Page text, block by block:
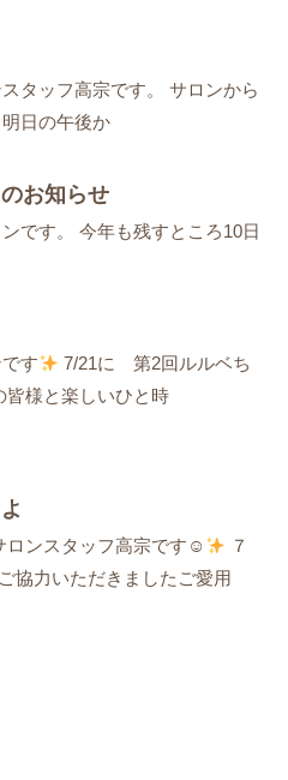
タッフ高宗です。 サロンから
日の午後か
お知らせ
です。 今年も残すところ10日
す
7/21に 第2回ルルベち
皆様と楽しいひと時
ロンスタッフ高宗です☺
７
協力いただきましたご愛用